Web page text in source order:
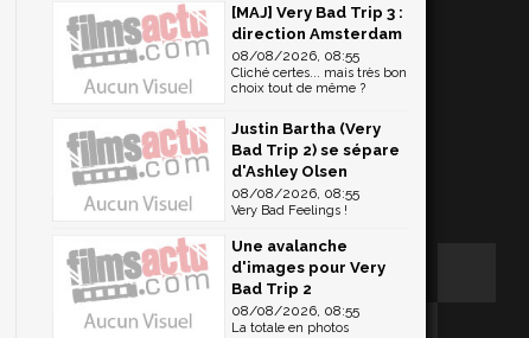
[MAJ] Very Bad Trip 3 :
direction Amsterdam
08/08/2026, 08:55
Cliché certes... mais très bon
choix tout de même ?
Justin Bartha (Very
Bad Trip 2) se sépare
d'Ashley Olsen
08/08/2026, 08:55
Very Bad Feelings !
Une avalanche
d'images pour Very
Bad Trip 2
08/08/2026, 08:55
La totale en photos